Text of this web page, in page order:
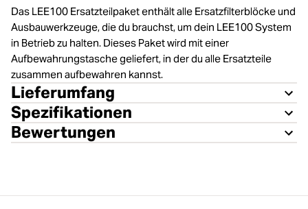
Das LEE100 Ersatzteilpaket enthält alle Ersatzfilterblöcke und
Ausbauwerkzeuge, die du brauchst, um dein LEE100 System
in Betrieb zu halten. Dieses Paket wird mit einer
Aufbewahrungstasche geliefert, in der du alle Ersatzteile
zusammen aufbewahren kannst.
Lieferumfang
Spezifikationen
Bewertungen